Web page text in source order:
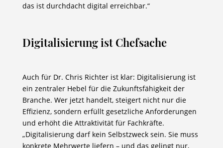
das ist durchdacht digital erreichbar.“
Digitalisierung ist Chefsache
Auch für Dr. Chris Richter ist klar: Digitalisierung ist
ein zentraler Hebel für die Zukunftsfähigkeit der
Branche. Wer jetzt handelt, steigert nicht nur die
Effizienz, sondern erfüllt gesetzliche Anforderungen
und erhöht die Attraktivität für Fachkräfte.
„Digitalisierung darf kein Selbstzweck sein. Sie muss
konkrete Mehrwerte liefern – und das gelingt nur,